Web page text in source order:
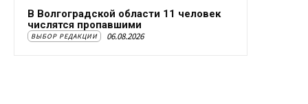
В Волгоградской области 11 человек
числятся пропавшими
ВЫБОР РЕДАКЦИИ 06.08.2026